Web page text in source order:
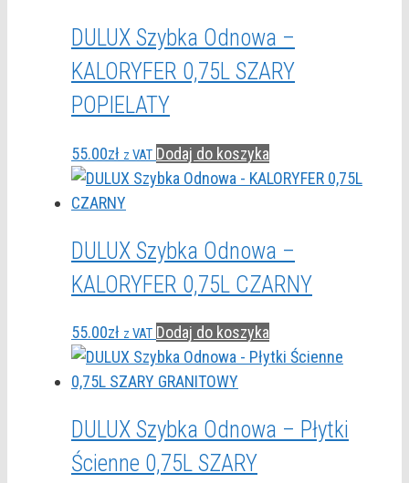
DULUX Szybka Odnowa –
KALORYFER 0,75L SZARY
POPIELATY
55.00zł z VAT Dodaj do koszyka
DULUX Szybka Odnowa –
KALORYFER 0,75L CZARNY
55.00zł z VAT Dodaj do koszyka
DULUX Szybka Odnowa – Płytki
Ścienne 0,75L SZARY